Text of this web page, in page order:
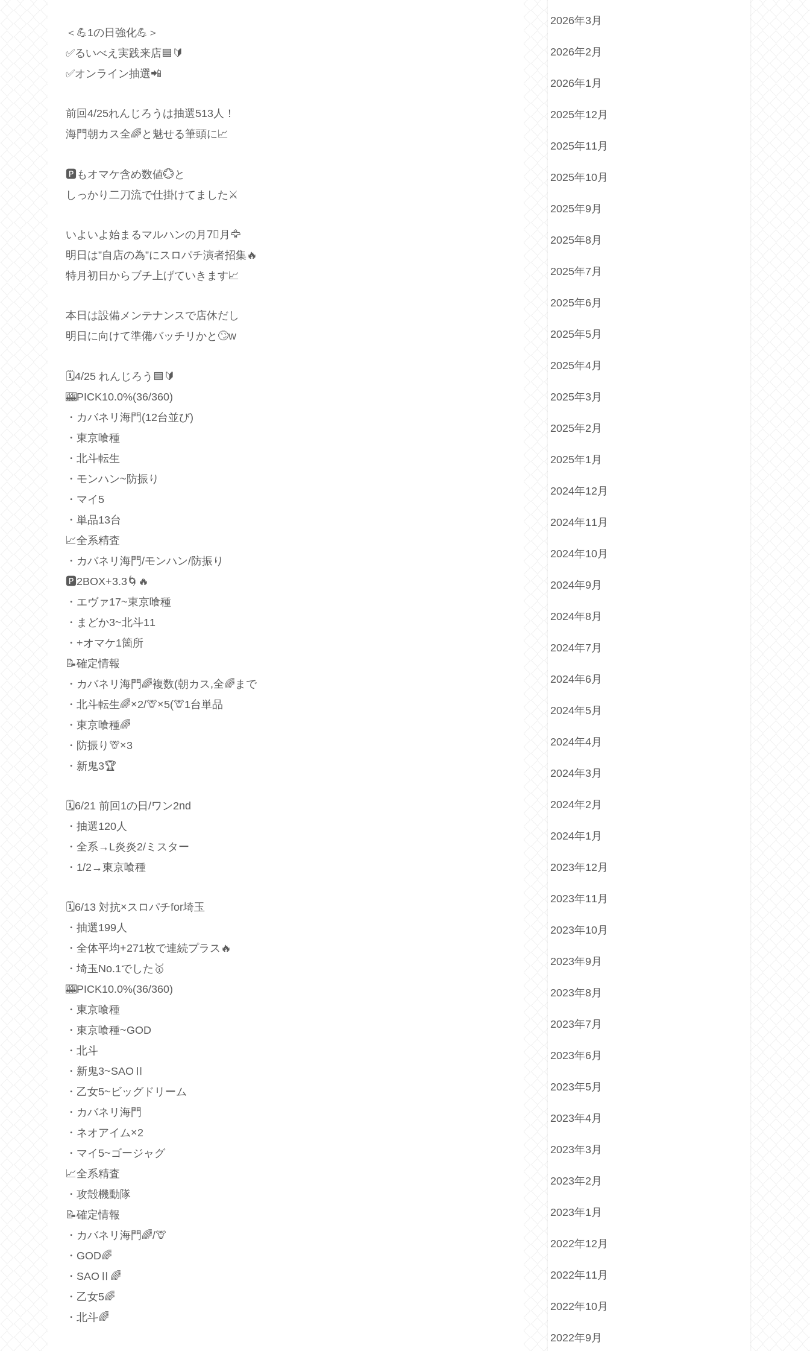
＜💪1の日強化💪＞
✅るいべえ実践来店🟦🔰
✅オンライン抽選📲
前回4/25れんじろうは抽選513人！
海門朝カス全🌈と魅せる筆頭に📈
🅿️もオマケ含め数値💮と
しっかり二刀流で仕掛けてました⚔
いよいよ始まるマルハンの月7⃣月🦅
明日は”自店の為”にスロパチ演者招集🔥
特月初日からブチ上げていきます📈
本日は設備メンテナンスで店休だし
明日に向けて準備バッチリかと🙄w
🗓4/25 れんじろう🟦🔰
🎰PICK10.0%(36/360)
・カバネリ海門(12台並び)
・東京喰種
・北斗転生
・モンハン~防振り
・マイ5
・単品13台
📈全系精査
・カバネリ海門/モンハン/防振り
🅿️2BOX+3.3🌀🔥
・エヴァ17~東京喰種
・まどか3~北斗11
・+オマケ1箇所
📝確定情報
・カバネリ海門🌈複数(朝カス,全🌈まで
・北斗転生🌈×2/🦒×5(🦒1台単品
・東京喰種🌈
・防振り🦒×3
・新鬼3🏆
🗓6/21 前回1の日/ワン2nd
・抽選120人
・全系→L炎炎2/ミスター
・1/2→東京喰種
🗓6/13 対抗×スロパチfor埼玉
・抽選199人
・全体平均+271枚で連続プラス🔥
・埼玉No.1でした🥇
🎰PICK10.0%(36/360)
・東京喰種
・東京喰種~GOD
・北斗
・新鬼3~SAOⅡ
・乙女5~ビッグドリーム
・カバネリ海門
・ネオアイム×2
・マイ5~ゴージャグ
📈全系精査
・攻殻機動隊
📝確定情報
・カバネリ海門🌈/🦒
・GOD🌈
・SAOⅡ🌈
・乙女5🌈
・北斗🌈
2026年3月
2026年2月
2026年1月
2025年12月
2025年11月
2025年10月
2025年9月
2025年8月
2025年7月
2025年6月
2025年5月
2025年4月
2025年3月
2025年2月
2025年1月
2024年12月
2024年11月
2024年10月
2024年9月
2024年8月
2024年7月
2024年6月
2024年5月
2024年4月
2024年3月
2024年2月
2024年1月
2023年12月
2023年11月
2023年10月
2023年9月
2023年8月
2023年7月
2023年6月
2023年5月
2023年4月
2023年3月
2023年2月
2023年1月
2022年12月
2022年11月
2022年10月
2022年9月